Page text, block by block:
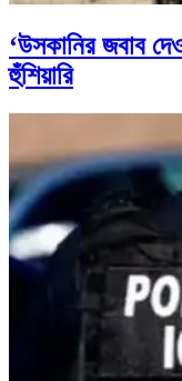
‘উসকানির জবাব
হুঁশিয়ারি